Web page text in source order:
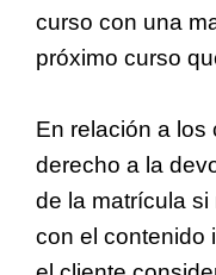
curso con una
próximo curso
En relación a los
derecho a la
de la matrícula
con el contenido